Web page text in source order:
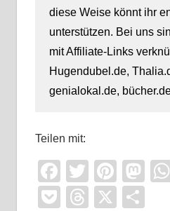
diese Weise könnt ihr
unterstützen. Bei uns
mit Affiliate-Links
Hugendubel.de,
genialokal.de,
Teilen mit:
Facebook
Twitter
PocketThreads
X